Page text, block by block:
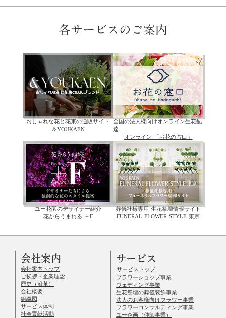
各サービスのご案内
おしゃれな花と花束の通販サイト
＆YOUKAEN
全国の法人様向けオンライン生花配
達
オンライン 「お花の窓口」
ユー花園のデザイナー紹介
花からうまれる ＋F
葬儀社様専用 生花祭壇情報サイト
FUNERAL FLOWER STYLE 東京
会社案内
会社案内トップ
ご挨拶・企業理念
歴史（沿革）
会社概要
組織図
サービス体制
社会貢献活動
サービス
サービストップ
フラワーショップ事業
ウェディング事業
生花祭壇の葬儀装飾事業
法人のお客様向けフラワー事業
フラワーコンサルティング事業
ユー企画（仲卸事業）